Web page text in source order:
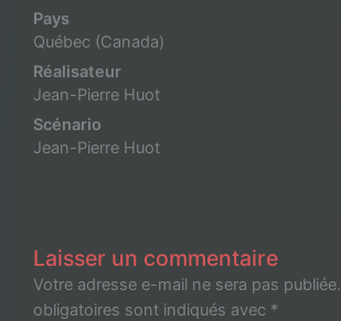
Pays
Québec (Canada)
Réalisateur
Jean-Pierre Huot
Scénario
Jean-Pierre Huot
Laisser un commentaire
Votre adresse e-mail ne sera pas publiée.
obligatoires sont indiqués avec *